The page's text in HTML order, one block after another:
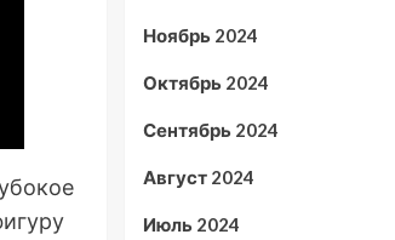
Ноябрь 2024
Октябрь 2024
Сентябрь 2024
Август 2024
Июль 2024